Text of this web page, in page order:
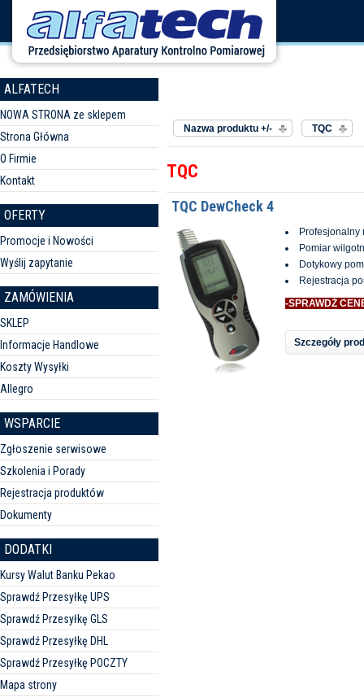
ALFATECH
NOWA STRONA ze sklepem
Strona Główna
O Firmie
Kontakt
OFERTY
Promocje i Nowości
Wyślij zapytanie
ZAMÓWIENIA
SKLEP
Informacje Handlowe
Koszty Wysyłki
Allegro
WSPARCIE
Zgłoszenie serwisowe
Szkolenia i Porady
Rejestracja produktów
Dokumenty
DODATKI
Kursy Walut Banku Pekao
Sprawdź Przesyłkę UPS
Sprawdź Przesyłkę GLS
Sprawdź Przesyłkę DHL
Sprawdź Przesyłkę POCZTY
Mapa strony
Nazwa produktu +/-
TQC
TQC
TQC DewCheck 4
Profesjonalny
Pomiar
Dotykowy
Rejestracja
-SPRAWDŹ
Szczegóły